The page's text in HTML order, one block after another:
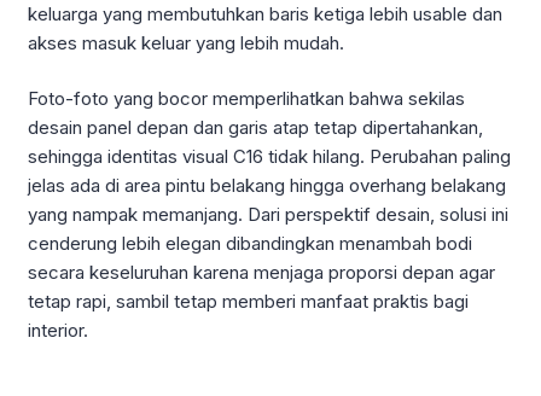
keluarga yang membutuhkan baris ketiga lebih usable dan
akses masuk keluar yang lebih mudah.
Foto-foto yang bocor memperlihatkan bahwa sekilas
desain panel depan dan garis atap tetap dipertahankan,
sehingga identitas visual C16 tidak hilang. Perubahan paling
jelas ada di area pintu belakang hingga overhang belakang
yang nampak memanjang. Dari perspektif desain, solusi ini
cenderung lebih elegan dibandingkan menambah bodi
secara keseluruhan karena menjaga proporsi depan agar
tetap rapi, sambil tetap memberi manfaat praktis bagi
interior.